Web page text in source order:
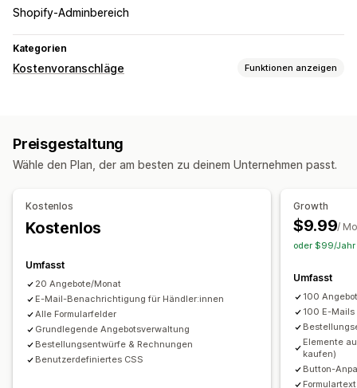
Shopify-Adminbereich
Kategorien
Kostenvoranschläge Funktionen anzeigen
Angebot in Bestellung umwandeln
Adminbereich-Benachrichtigungen
Automatische E-Mail-Antworten
Angebotsaktualisierungen
E-Mail-Benachrichtigungen
Preisgestaltung
Wähle den Plan, der am besten zu deinem Unternehmen passt.
Kostenlos
Kostenlos
Umfasst
20 Angebote/Monat
E-Mail-Benachrichtigung für Händler:innen
Alle Formularfelder
Grundlegende Angebotsverwaltung
Bestellungsentwürfe & Rechnungen
Benutzerdefiniertes CSS
Growth
$9.99/
oder $99/Jahr
Umfasst
100
100 E-
Elemente
kaufen)
Button-